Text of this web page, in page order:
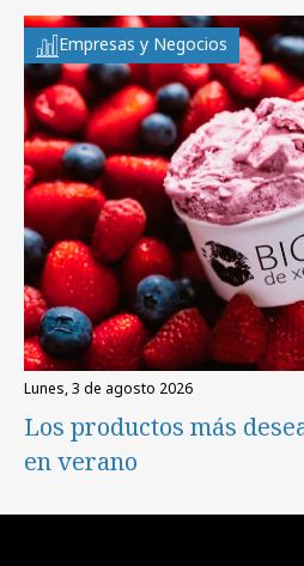
Empresas y Negocios
lunes, 3 de agosto 2026
Los productos más
en verano